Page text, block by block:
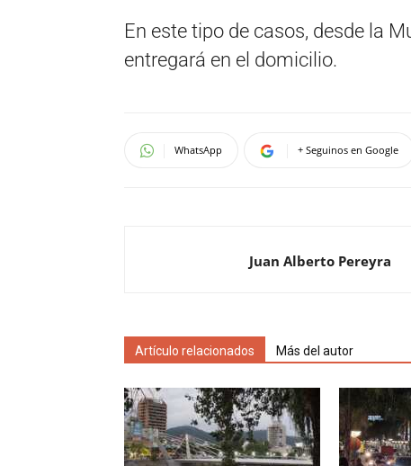
En este tipo de casos, desde la
entregará en el domicilio.
WhatsApp + Seguinos en Google
Juan Alberto Pereyra
Artículo relacionados Más del autor